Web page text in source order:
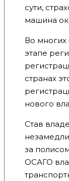
сути,
машина
Во многих
этапе
странах
нового
Став
за
ОСАГО